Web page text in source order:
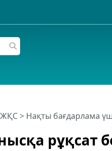
рұқсат
ЖҚС> Нақты бағдарлама